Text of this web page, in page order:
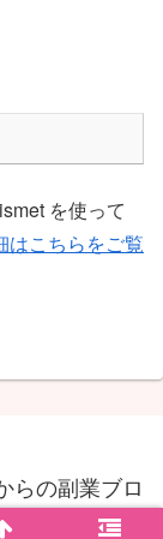
を使って
はこちらをご覧
らの副業ブロ